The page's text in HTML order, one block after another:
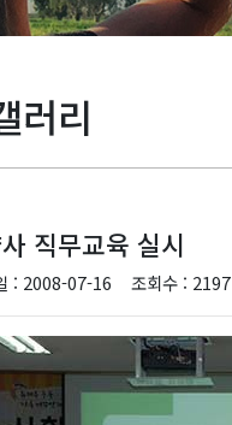
러리
직무교육 실시
: 2008-07-16 조회수 : 2197